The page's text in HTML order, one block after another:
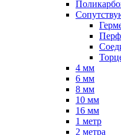
4 мм
6 мм
8 мм
10 мм
16 мм
1 метр
2 метра